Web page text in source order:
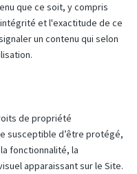
que ce soit, y compris
et l'exactitude de ce
un contenu qui selon
de propriété
susceptible d’être protégé,
fonctionnalité, la
apparaissant sur le Site.